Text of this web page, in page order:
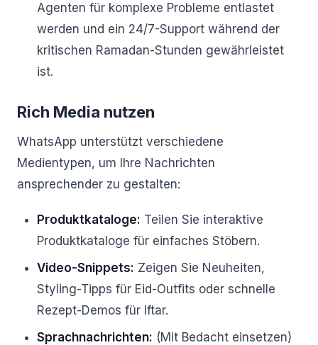
Agenten für komplexe Probleme entlastet
werden und ein 24/7-Support während der
kritischen Ramadan-Stunden gewährleistet
ist.
Rich Media nutzen
WhatsApp unterstützt verschiedene
Medientypen, um Ihre Nachrichten
ansprechender zu gestalten:
Produktkataloge: Teilen Sie interaktive
Produktkataloge für einfaches Stöbern.
Video-Snippets: Zeigen Sie Neuheiten,
Styling-Tipps für Eid-Outfits oder schnelle
Rezept-Demos für Iftar.
Sprachnachrichten: (Mit Bedacht einsetzen)